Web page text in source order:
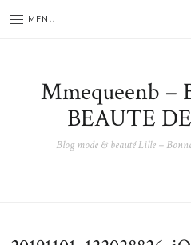
MENU
Mmequeenb –
BEAUTE
Blog mode & beauté Lille –